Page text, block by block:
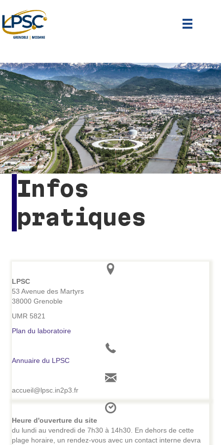
Infos
pratiques
LPSC
53 Avenue des Martyrs
38000 Grenoble
UMR 5821
Plan du laboratoire
Annuaire du LPSC
accueil@lpsc.in2p3.fr
Heure d'ouverture du site
du lundi au vendredi de 7h30 à 14h30. En dehors de cette
plage horaire, un rendez-vous avec un contact interne devra